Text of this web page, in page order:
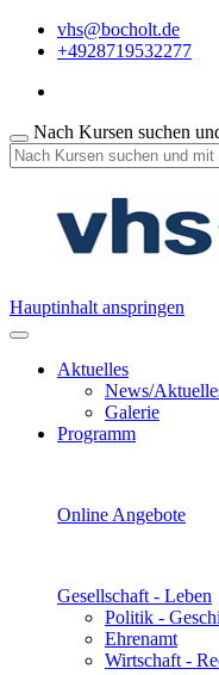
vhs@bocholt.de
+4928719532277
Nach Kursen suchen
Hauptinhalt anspringen
Aktuelles
News/
Galerie
Programm
Online Angebote
Gesellschaft - Leben
Politik -
Ehrenamt
Wirtschaft -